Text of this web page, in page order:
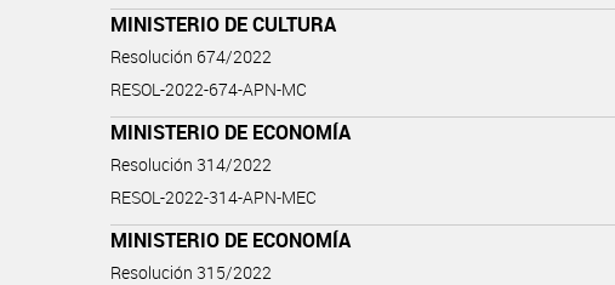
MINISTERIO DE CULTURA
Resolución 674/2022
RESOL-2022-674-APN-MC
MINISTERIO DE ECONOMÍA
Resolución 314/2022
RESOL-2022-314-APN-MEC
MINISTERIO DE ECONOMÍA
Resolución 315/2022